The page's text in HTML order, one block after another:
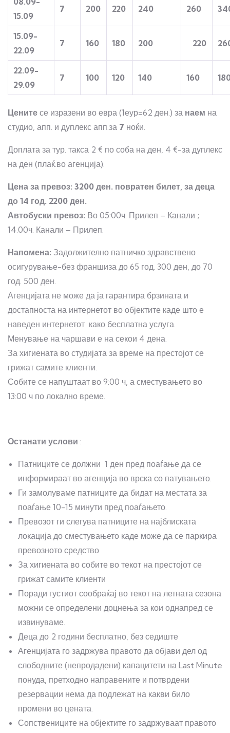
15.09
7 200 220 240 260
15.09-
22.09
7 160 180 200 220
22.09-
29.09
7 100 120 140 160
Цените се изразени во евра (1еур=62 ден.) за наем на
студио, апп. и дуплекс апп.за 7 ноќи.
Доплата за тур. такса 2 € по соба на ден, 4 €-за дуплекс
на ден (плаќ.во агенција).
Цена за превоз: 3200 ден. повратен билет, за деца
до 14 год. 2200 ден.
Автобуски превоз: Во 05:00ч. Прилеп – Канали ;
14.00ч. Канали – Прилеп.
Напомена: Задолжително патничко здравствено
осигурување-без франшиза до 65 год. 300 ден, до 70
год. 500 ден.
Агенцијата не може да ја гарантира брзината и
достапноста на интернетот во објектите каде што е
наведен интернетот како бесплатна услуга.
Менување на чаршави е на секои 4 дена.
За хигиената во студијата за време на престојот се
грижат самите клиенти.
Собите се напуштаат во 9:00 ч, а сместувањето во
13:00 ч по локално време.
Останати услови :
Патниците се должни 1 ден пред поаѓање да се
информираат во агенција во врска со патувањето.
Ги замолуваме патниците да бидат на местата за
поаѓање 10-15 минути пред поаѓањето.
Превозот ги слегува патниците на најблиската
локација до сместувањето каде може да се паркира
превозното средство
За хигиената во собите во текот на престојот се
грижат самите клиенти
Поради густиот сообраќај во текот на летната сезона
можни се определени доцнења за кои однапред се
извинуваме.
Деца до 2 години бесплатно, без седиште
Агенцијата го задржува правото да објави дел од
слободните (непродадени) капацитети на Last Minute
понуда, претходно направените и потврдени
резервации нема да подлежат на какви било
промени во цената.
Сопствениците на објектите го задржуваат правото